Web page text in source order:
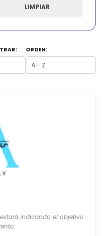
LIMPIAR
ORDEN:
indicando el objetivo